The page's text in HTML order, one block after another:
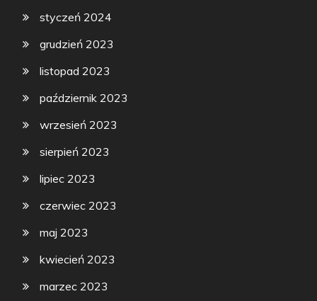
styczeń 2024
grudzień 2023
listopad 2023
październik 2023
wrzesień 2023
sierpień 2023
lipiec 2023
czerwiec 2023
maj 2023
kwiecień 2023
marzec 2023